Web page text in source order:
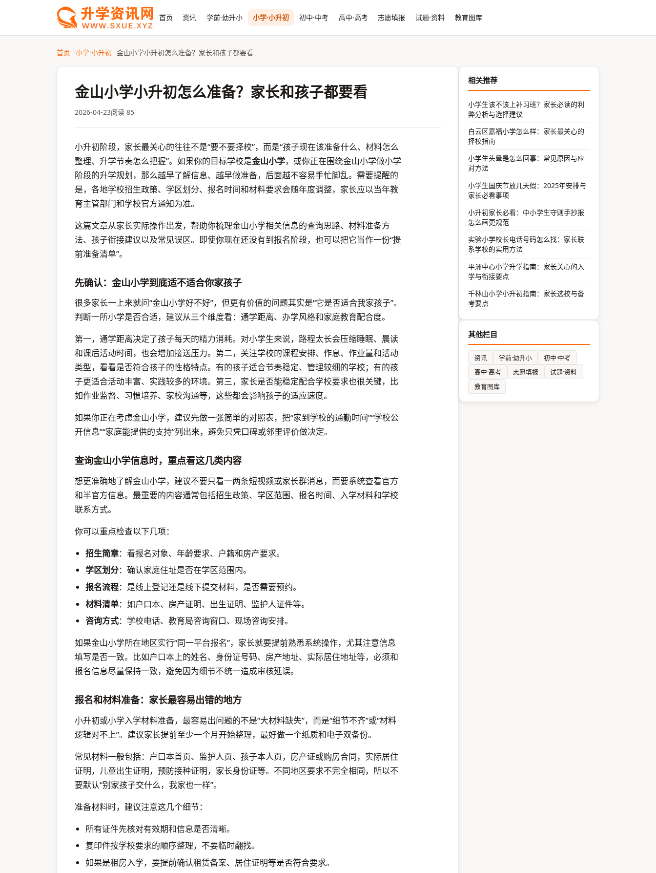
首页 资讯 学前·幼升小 小学·小升初 初中·中考 高中·高考 志愿填报 试题·资料 教育图库
首页 小学·小升初 金山小学小升初怎么准备？家长和孩子都要看
金山小学小升初怎么准备？家长和孩子都要看
2026-04-23阅读 85
小升初阶段，家长最关心的往往不是“要不要择校”，而是“孩子现在该准备什么、材料怎么
整理、升学节奏怎么把握”。如果你的目标学校是金山小学，或你正在围绕金山小学做小学
阶段的升学规划，那么越早了解信息、越早做准备，后面越不容易手忙脚乱。需要提醒的
是，各地学校招生政策、学区划分、报名时间和材料要求会随年度调整，家长应以当年教
育主管部门和学校官方通知为准。
这篇文章从家长实际操作出发，帮助你梳理金山小学相关信息的查询思路、材料准备方
法、孩子衔接建议以及常见误区。即使你现在还没有到报名阶段，也可以把它当作一份“提
前准备清单”。
先确认：金山小学到底适不适合你家孩子
很多家长一上来就问“金山小学好不好”，但更有价值的问题其实是“它是否适合我家孩子”。
判断一所小学是否合适，建议从三个维度看：通学距离、办学风格和家庭教育配合度。
第一，通学距离决定了孩子每天的精力消耗。对小学生来说，路程太长会压缩睡眠、晨读
和课后活动时间，也会增加接送压力。第二，关注学校的课程安排、作息、作业量和活动
类型，看看是否符合孩子的性格特点。有的孩子适合节奏稳定、管理较细的学校；有的孩
子更适合活动丰富、实践较多的环境。第三，家长是否能稳定配合学校要求也很关键，比
如作业监督、习惯培养、家校沟通等，这些都会影响孩子的适应速度。
如果你正在考虑金山小学，建议先做一张简单的对照表，把“家到学校的通勤时间”“学校公
开信息”“家庭能提供的支持”列出来，避免只凭口碑或邻里评价做决定。
查询金山小学信息时，重点看这几类内容
想更准确地了解金山小学，建议不要只看一两条短视频或家长群消息，而要系统查看官方
和半官方信息。最重要的内容通常包括招生政策、学区范围、报名时间、入学材料和学校
联系方式。
你可以重点检查以下几项：
招生简章：看报名对象、年龄要求、户籍和房产要求。
学区划分：确认家庭住址是否在学区范围内。
报名流程：是线上登记还是线下提交材料，是否需要预约。
材料清单：如户口本、房产证明、出生证明、监护人证件等。
咨询方式：学校电话、教育局咨询窗口、现场咨询安排。
如果金山小学所在地区实行“同一平台报名”，家长就要提前熟悉系统操作，尤其注意信息
填写是否一致。比如户口本上的姓名、身份证号码、房产地址、实际居住地址等，必须和
报名信息尽量保持一致，避免因为细节不统一造成审核延误。
报名和材料准备：家长最容易出错的地方
小升初或小学入学材料准备，最容易出问题的不是“大材料缺失”，而是“细节不齐”或“材料
逻辑对不上”。建议家长提前至少一个月开始整理，最好做一个纸质和电子双备份。
常见材料一般包括：户口本首页、监护人页、孩子本人页，房产证或购房合同，实际居住
证明，儿童出生证明，预防接种证明，家长身份证等。不同地区要求不完全相同，所以不
要默认“别家孩子交什么，我家也一样”。
准备材料时，建议注意这几个细节：
所有证件先核对有效期和信息是否清晰。
复印件按学校要求的顺序整理，不要临时翻找。
如果是租房入学，要提前确认租赁备案、居住证明等是否符合要求。
相关推荐
小学生该不该上补习班？家长必读的利
弊分析与选择建议
白云区嘉福小学怎么样：家长最关心的
择校指南
小学生头晕是怎么回事：常见原因与应
对方法
小学生国庆节放几天假：2025年安排与
家长必看事项
小升初家长必看：中小学生守则手抄报
怎么画更规范
实验小学校长电话号码怎么找：家长联
系学校的实用方法
平洲中心小学升学指南：家长关心的入
学与衔接要点
千林山小学小升初指南：家长选校与备
考要点
其他栏目
资讯 学前·幼升小
初中·中考
高中·高考
志愿填报
试题·资料
教育图库